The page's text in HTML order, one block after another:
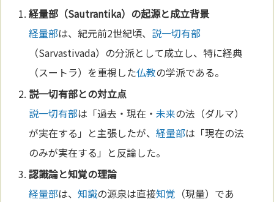
経量部 （Sautrantika）の起源と成立背景
経量部は、紀元前2世紀頃、 説一切有部
（Sarvastivada）の分派として成立し、特に経典
（スートラ）を重視した仏教の学派である。
説一切有部との対立点
説一切有部は「過去・現在・未来の法（ダルマ）
が実在する」と主張したが、経量部は「現在の法
のみが実在する」と反論した。
認識論と知覚の理論
経量部は、知識の源泉は直接知覚 （現量）であ